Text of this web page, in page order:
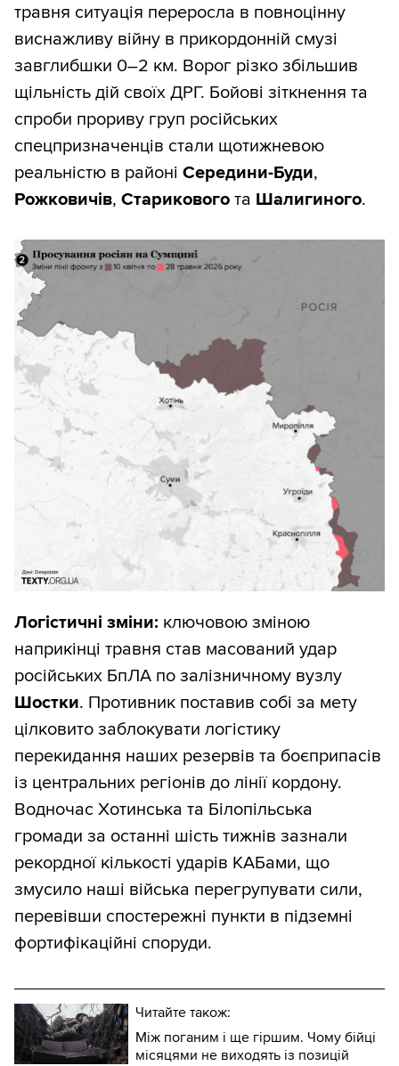
Така форма графіка дає змогу швидко
робити висновки:
жовтень 2023-го — серпень 2024-го
— суттєві втрати росіян, малі втрати
територій (ситуація ок);
жовтень 2024-го — січень 2025-го —
дуже великі втрати росіян, але й
швидша втрата територій (ситуація
складна, але контрольована);
травня по серпень 2025 року
відбувається швидка втрата
територій (ситуація погана);
вересень — жовтень 2025-го —
бачимо, що втрати росіян зростають і
вони просуваються повільніше,
можна говорити про стабілізацію;
листопад 2025-го — січень 2026-го
— знову все стало значно гірше;
лютий 2026-го — ситуація
вирівнюється;
березень — травень 2026-го —
покращення.
Ми розглядали різні варіанти графіка,
зокрема такий, коли зверху й знизу йдуть
сумарні втрати росіян і сумарні втрати
територій. Такий графік гірше показує
тенденцію, тому що треба порівнювати
два нахили, а не один. Ще один варіант —
показувати зверху й знизу згладжені
графіки швидкості втрат території проти
втрати особового складу ворога. Однак
ми зупинилися на тому варіанті, який ви
травня ситуація переросла в повноцінну
виснажливу війну в прикордонній смузі
завглибшки 0–2 км. Ворог різко збільшив
щільність дій своїх ДРГ. Бойові зіткнення та
спроби прориву груп російських
спецпризначенців стали щотижневою
реальністю в районі Середини-Буди,
Рожковичів, Старикового та Шалигиного.
Логістичні зміни: ключовою зміною
наприкінці травня став масований удар
російських БпЛА по залізничному вузлу
Шостки. Противник поставив собі за мету
цілковито заблокувати логістику
перекидання наших резервів та боєприпасів
із центральних регіонів до лінії кордону.
Водночас Хотинська та Білопільська
громади за останні шість тижнів зазнали
рекордної кількості ударів КАБами, що
змусило наші війська перегрупувати сили,
перевівши спостережні пункти в підземні
фортифікаційні споруди.
Читайте також:
Між поганим і ще гіршим. Чому бійці
місяцями не виходять із позицій